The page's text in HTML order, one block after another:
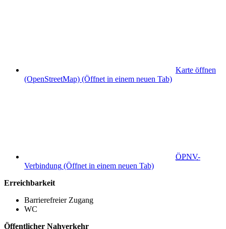
Karte öffnen
(OpenStreetMap) (Öffnet in einem neuen Tab)
ÖPNV-
Verbindung (Öffnet in einem neuen Tab)
Erreichbarkeit
Barrierefreier Zugang
WC
Öffentlicher Nahverkehr